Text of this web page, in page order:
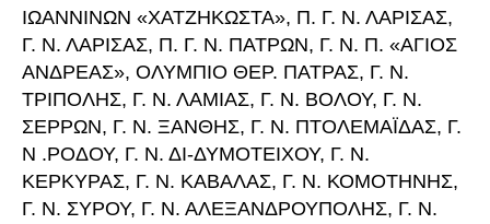
ΙΩΑΝΝΙΝΩΝ «ΧΑΤΖΗΚΩΣΤΑ», Π. Γ. Ν. ΛΑΡΙΣΑΣ,
Γ. Ν. ΛΑΡΙΣΑΣ, Π. Γ. Ν. ΠΑΤΡΩΝ, Γ. Ν. Π. «ΑΓΙΟΣ
ΑΝΔΡΕΑΣ», ΟΛΥΜΠΙΟ ΘΕΡ. ΠΑΤΡΑΣ, Γ. Ν.
ΤΡΙΠΟΛΗΣ, Γ. Ν. ΛΑΜΙΑΣ, Γ. Ν. ΒΟΛΟΥ, Γ. Ν.
ΣΕΡΡΩΝ, Γ. Ν. ΞΑΝΘΗΣ, Γ. Ν. ΠΤΟΛΕΜΑΪΔΑΣ, Γ.
Ν .ΡΟΔΟΥ, Γ. Ν. ΔΙ-ΔΥΜΟΤΕΙΧΟΥ, Γ. Ν.
ΚΕΡΚΥΡΑΣ, Γ. Ν. ΚΑΒΑΛΑΣ, Γ. Ν. ΚΟΜΟΤΗΝΗΣ,
Γ. Ν. ΣΥΡΟΥ, Γ. Ν. ΑΛΕΞΑΝΔΡΟΥΠΟΛΗΣ, Γ. Ν.